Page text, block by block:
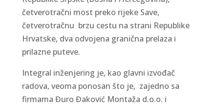
četverotračni most preko rijeke Save,
četverotračnu brzu cestu na strani Republike
Hrvatske, dva odvojena granična prelaza i
prilazne puteve.
Integral inženjering je, kao glavni izvođač
radova, veoma ponosan što je, zajedno sa
firmama Đuro Đaković Montaža d.o.o. i